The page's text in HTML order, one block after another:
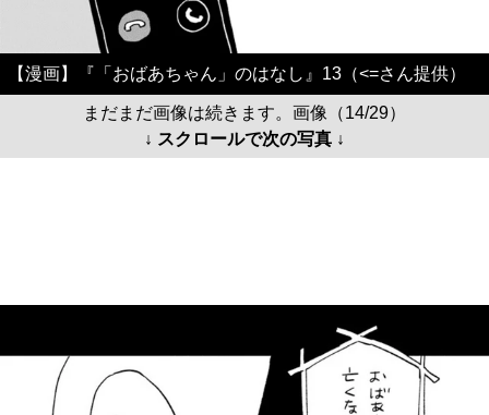
【漫画】『「おばあちゃん」のはなし』13（<=さん提供）
まだまだ画像は続きます。画像（14/29）
↓ スクロールで次の写真 ↓